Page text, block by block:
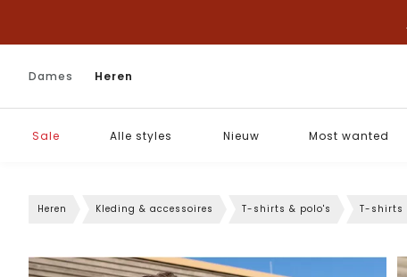
Dames Heren
Sale Alle styles Nieuw Most wanted
Heren Kleding & accessoires T-shirts & polo's T-shirts